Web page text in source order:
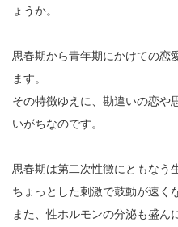
ょうか。
思春期から青年期にかけての恋
ます。
その特徴ゆえに、勘違いの恋や
いがちなのです。
思春期は第二次性徴にともなう
ちょっとした刺激で鼓動が速く
また、性ホルモンの分泌も盛ん